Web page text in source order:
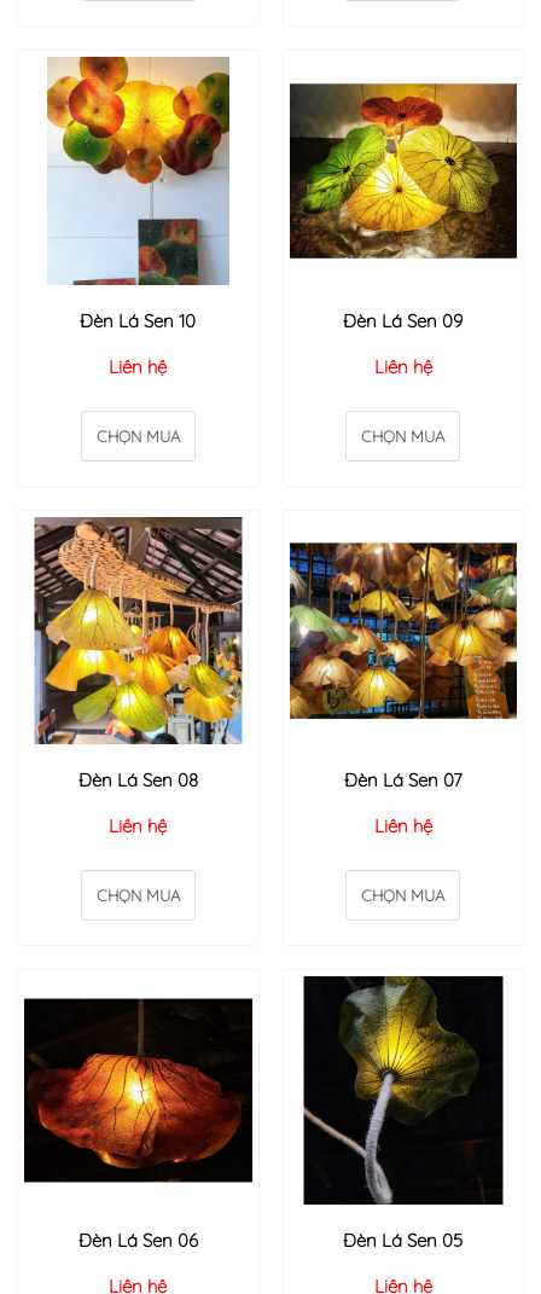
Đèn Lá Sen 10
Liên hệ
CHỌN MUA
Đèn Lá Sen 09
Liên hệ
CHỌN MUA
Đèn Lá Sen 08
Liên hệ
CHỌN MUA
Đèn Lá Sen 07
Liên hệ
CHỌN MUA
Đèn Lá Sen 06
Liên hệ
Đèn Lá Sen 05
Liên hệ